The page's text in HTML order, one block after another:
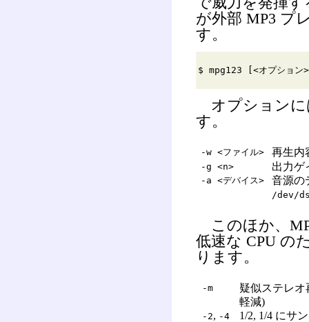
が外部 MP3 プ
す。
$ mpg123 [<オプショ
オプションに
す。
-w <ファイル> 再生内
-g <n> 出力ゲ
-a <デバイス> 音源の
/dev/
このほか、
低速な CPU の
ります。
-m
疑似ステレオ
軽減)
-2, -4 1/2, 1/4 にサ